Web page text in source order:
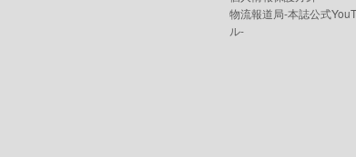
物流報道局-本誌公式
ル-